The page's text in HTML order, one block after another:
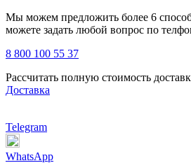
Мы можем предложить более 6
можете задать любой вопрос по
8 800 100 55 37
Рассчитать полную стоимость
Доставка
Telegram
WhatsApp